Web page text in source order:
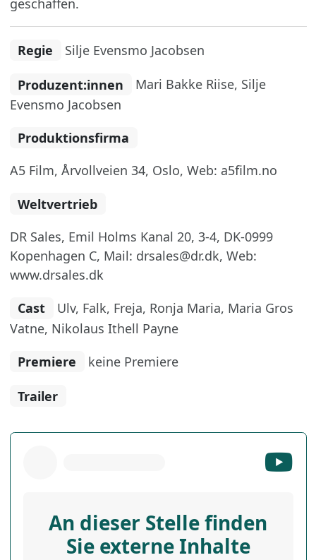
Regie Silje Evensmo Jacobsen
Produzent:innen
Mari Bakke Riise, Silje
Evensmo Jacobsen
Produktionsfirma
A5 Film, Årvollveien 34, Oslo, Web: a5film.no
Weltvertrieb
DR Sales, Emil Holms Kanal 20, 3-4, DK-0999
Kopenhagen C, Mail: drsales@dr.dk, Web:
www.drsales.dk
Cast
Ulv, Falk, Freja, Ronja Maria, Maria Gros
Vatne, Nikolaus Ithell Payne
Premiere
keine Premiere
Trailer
An dieser Stelle finden
Sie externe Inhalte